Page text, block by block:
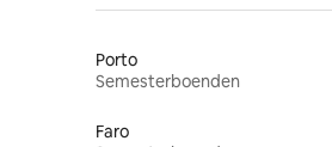
Porto
Semesterboenden
Faro